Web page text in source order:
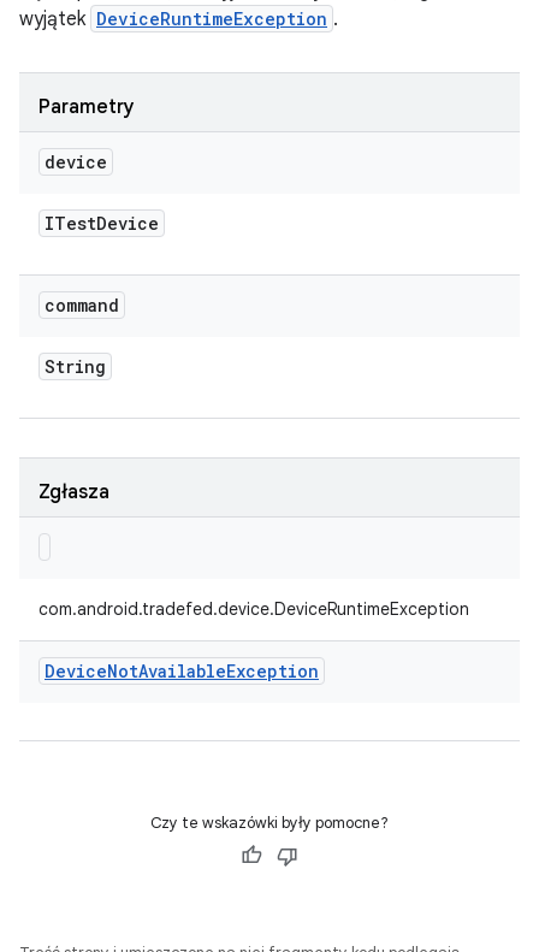
wyjątek DeviceRuntimeException .
Parametry
device
ITestDevice
command
String
Zgłasza
com.android.tradefed.device.DeviceRuntimeException
DeviceNotAvailableException
Czy te wskazówki były pomocne?